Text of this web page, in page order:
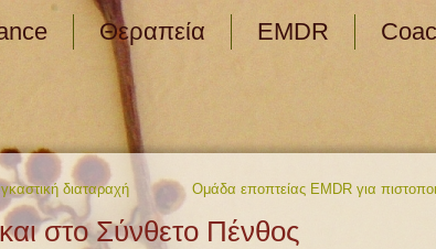
Θεραπεία EMDR
διαταραχή Ομάδα εποπτείας EMDR για
στο Σύνθετο Πένθος